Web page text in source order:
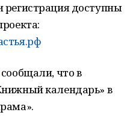
доступны
сообщали, что в
календарь» в